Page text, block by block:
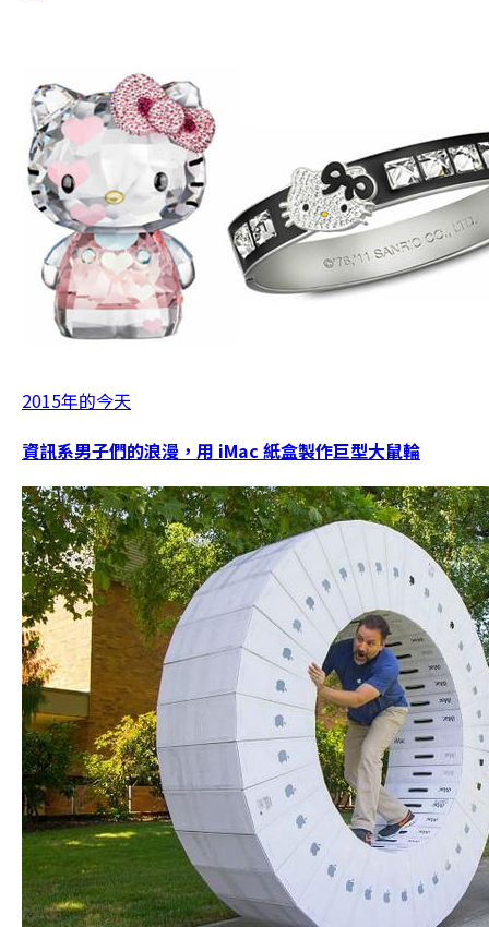
2015年的今天
資訊系男子們的浪漫，用 iMac 紙盒製作巨型大鼠輪